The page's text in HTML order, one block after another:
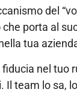
del
porta al
tua
nel tuo
Il team lo sa,